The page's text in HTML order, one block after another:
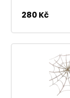
280 Kč